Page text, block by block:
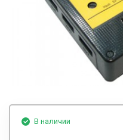
В наличии